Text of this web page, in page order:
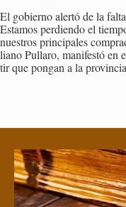
El go­bierno aler­tó de la
Es­ta­mos per­dien­do el
nues­tros prin­ci­pa­les
li­ano Pu­lla­ro, ma­ni­fes­tó en
tir que pon­gan a la